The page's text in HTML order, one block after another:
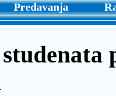
Predavanja